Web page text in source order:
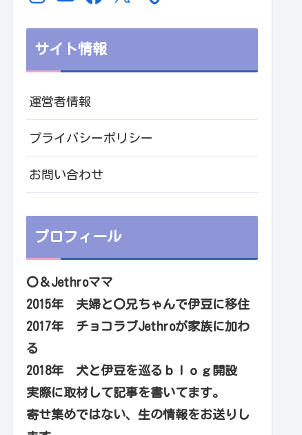
サイト情報
運営者情報
プライバシーポリシー
お問い合わせ
プロフィール
〇＆Jethroママ
2015年 夫婦と〇兄ちゃんで伊豆に移住
2017年 チョコラブJethroが家族に加わ
る
2018年 犬と伊豆を巡るｂｌｏｇ開設
実際に取材して記事を書いてます。
寄せ集めではない、生の情報をお送りし